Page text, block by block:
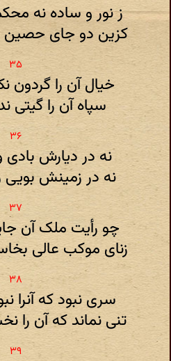
ز نور و ساده نه
کزین دو جای حصین
خیال آن را گردون
سپاه آن را گیتی
نه در دیارش بادی
نه در زمینش بویی
چو رأیت ملک آن
زنای موکب عالی
سری نبود که آنرا
تنی نماند که آن را